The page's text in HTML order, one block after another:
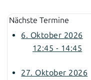
Nächste Termine
6. Oktober 2026
12:45 - 14:45
27. Oktober 2026